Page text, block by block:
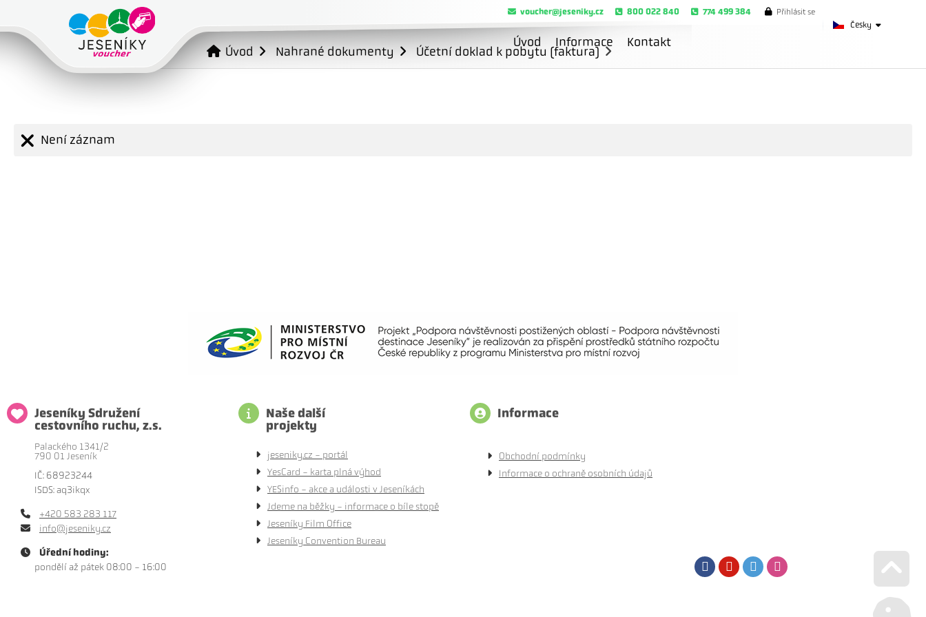
Česky
voucher@jeseniky.cz 800 022 840 774 499 384 Přihlásit se
Úvod Informace Kontakt
Úvod Nahrané dokumenty Účetní doklad k pobytu (faktura)
Není záznam
Jeseníky Sdružení
cestovního ruchu, z.s.
Palackého 1341/2
790 01 Jeseník
IČ: 68923244
ISDS: aq3ikqx
+420 583 283 117
info@jeseniky.cz
Úřední hodiny:
pondělí až pátek 08:00 - 16:00
Naše další
projekty
jeseniky.cz - portál
YesCard - karta plná výhod
YESinfo - akce a události v Jeseníkách
Jdeme na běžky - informace o bíle stopě
Jeseníky Film Office
Jeseníky Convention Bureau
Informace
Obchodní podmínky
Informace o ochraně osobních údajů
FacebookYoutubeTwitter
Go